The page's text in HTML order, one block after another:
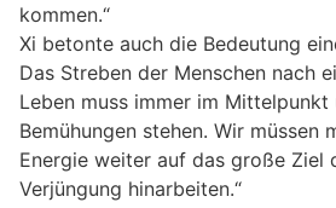
kommen.“
Xi betonte auch die Bedeutung
Das Streben der Menschen nach
Leben muss immer im Mittelpunkt
Bemühungen stehen. Wir müssen
Energie weiter auf das große Ziel
Verjüngung hinarbeiten.“